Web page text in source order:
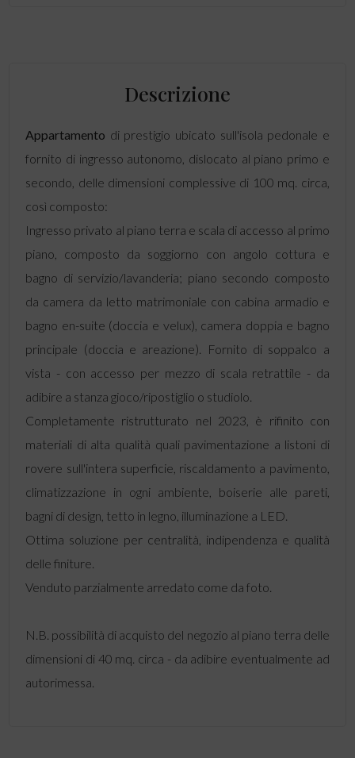
Descrizione
Appartamento di prestigio ubicato sull'isola pedonale e
fornito di ingresso autonomo, dislocato al piano primo e
secondo, delle dimensioni complessive di 100 mq. circa,
così composto:
Ingresso privato al piano terra e scala di accesso al primo
piano, composto da soggiorno con angolo cottura e
bagno di servizio/lavanderia; piano secondo composto
da camera da letto matrimoniale con cabina armadio e
bagno en-suite (doccia e velux), camera doppia e bagno
principale (doccia e areazione). Fornito di soppalco a
vista - con accesso per mezzo di scala retrattile - da
adibire a stanza gioco/ripostiglio o studiolo.
Completamente ristrutturato nel 2023, è rifinito con
materiali di alta qualità quali pavimentazione a listoni di
rovere sull'intera superficie, riscaldamento a pavimento,
climatizzazione in ogni ambiente, boiserie alle pareti,
bagni di design, tetto in legno, illuminazione a LED.
Ottima soluzione per centralità, indipendenza e qualità
delle finiture.
Venduto parzialmente arredato come da foto.
N.B. possibilità di acquisto del negozio al piano terra delle
dimensioni di 40 mq. circa - da adibire eventualmente ad
autorimessa.